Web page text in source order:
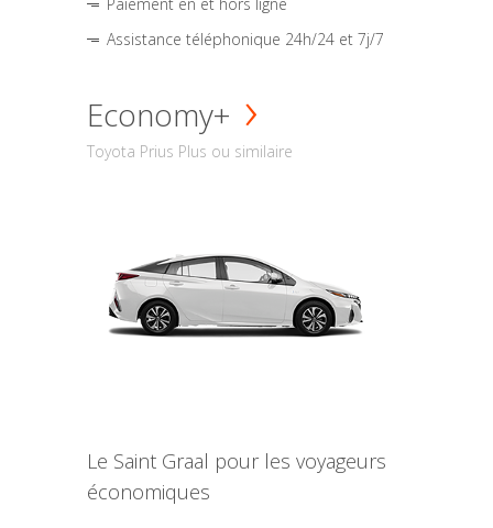
Assistance téléphonique 24h/24 et 7j/7
Economy+
Toyota Prius Plus ou similaire
Le Saint Graal pour les voyageurs
économiques